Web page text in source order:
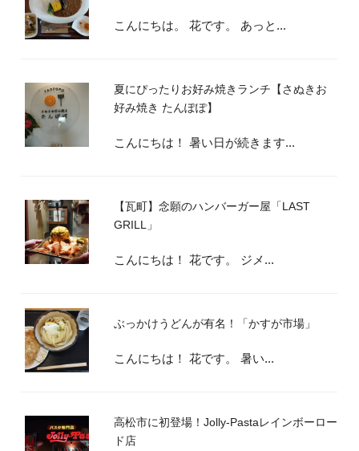
こんにちは。 花です。 あっと...
夏にぴったりお好み焼きランチ【さぬきお
好み焼き たんぽぽ】
こんにちは！ 暑い日が続きます...
【瓦町】念願のハンバーガー屋「LAST
GRILL」
こんにちは！ 花です。 ジメ...
ぶっかけうどんが有名！「かすが市場」
こんにちは！ 花です。 暑い...
高松市に初登場！Jolly-Pastaレインボーロー
ド店